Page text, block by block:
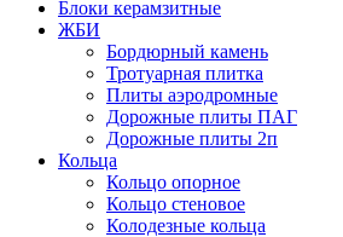
Блоки керамзитные
ЖБИ
Бордюрный камень
Тротуарная плитка
Плиты аэродромные
Дорожные плиты ПАГ
Дорожные плиты 2п
Кольца
Кольцо опорное
Кольцо стеновое
Колодезные кольца